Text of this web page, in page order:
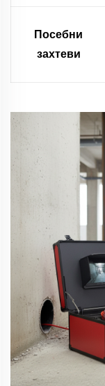
Посебни
захтеви